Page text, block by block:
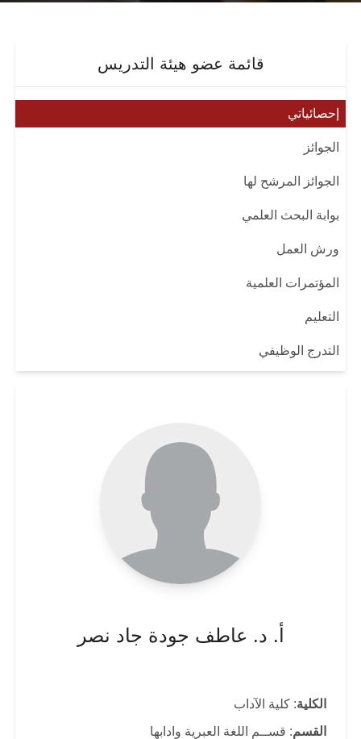
قائمة عضو هيئة التدريس
إحصائياتي
الجوائز
الجوائز المرشح لها
بوابة البحث العلمي
ورش العمل
المؤتمرات العلمية
التعليم
التدرج الوظيفي
أ. د. عاطف جودة جاد نصر
الكلية: كلية الآداب
القسم: قســم اللغة العبرية وادابها